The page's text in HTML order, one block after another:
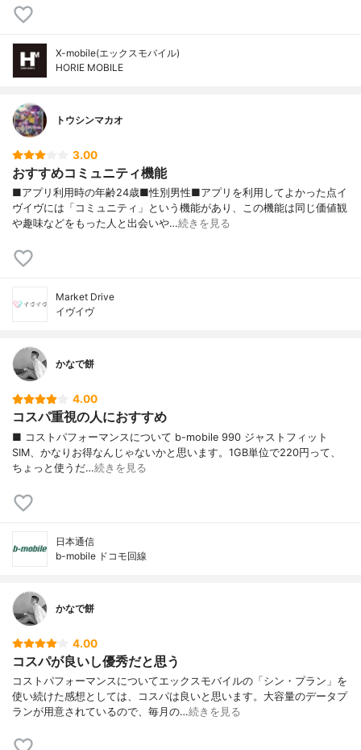
X-mobile(エックスモバイル)
HORIE MOBILE
トウシンマカオ
3.00
おすすめコミュニティ機能
■アプリ利用時の年齢24歳■性別男性■アプリを利用してよかった点イ
ヴイヴには「コミュニティ」という機能があり、この機能は同じ価値観
や趣味などをもった人と出会いや…続きを見る
Market Drive
イヴイヴ
かなで餅
4.00
コスパ重視の人におすすめ
■ コストパフォーマンスについて b-mobile 990 ジャストフィット
SIM、かなりお得なんじゃないかと思います。1GB単位で220円って、
ちょっと使うだ…続きを見る
日本通信
b-mobile ドコモ回線
かなで餅
4.00
コスパが良いし優秀だと思う
コストパフォーマンスについてエックスモバイルの「シン・プラン」を
使い続けた感想としては、コスパは良いと思います。大容量のデータプ
ランが用意されているので、毎月の…続きを見る